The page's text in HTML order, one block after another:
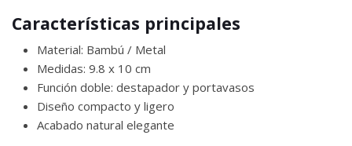
Características principales
Material: Bambú / Metal
Medidas: 9.8 x 10 cm
Función doble: destapador y portavasos
Diseño compacto y ligero
Acabado natural elegante